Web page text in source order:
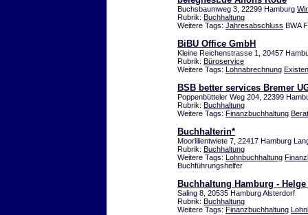
Buchsbaumweg 3, 22299 Hamburg
Rubrik: Buchhaltung
Weitere Tags: Jahresabschluss BWA
BiBU Office GmbH
Kleine Reichenstrasse 1, 20457
Rubrik: Büroservice
Weitere Tags: Lohnabrechnung
BSB better services Bremer
Poppenbütteler Weg 204, 22399
Rubrik: Buchhaltung
Weitere Tags: Finanzbuchhaltung
Buchhalterin*
Moorlilientwiete 7, 22417 Hamburg
Rubrik: Buchhaltung
Weitere Tags: Lohnbuchhaltung
Buchführungshelfer
Buchhaltung Hamburg - Helge
Saling 8, 20535 Hamburg Alsterdorf
Rubrik: Buchhaltung
Weitere Tags: Finanzbuchhaltung